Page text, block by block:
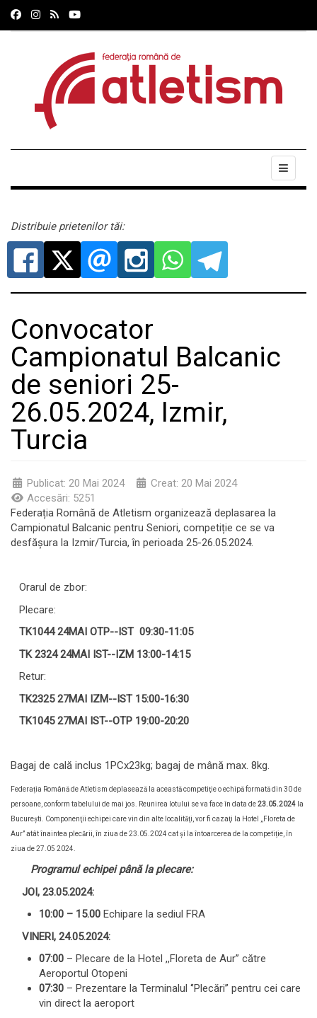
Distribuie prietenilor tăi:
Convocator
Campionatul Balcanic
de seniori 25-
26.05.2024, Izmir,
Turcia
Publicat: 20 Mai 2024
Creat: 20 Mai 2024
Accesări: 5251
Federația Română de Atletism organizează deplasarea la
Campionatul Balcanic pentru Seniori, competiție ce se va
desfășura la Izmir/Turcia, în perioada 25-26.05.2024.
Orarul de zbor:
Plecare:
TK1044 24MAI OTP--IST 09:30-11:05
TK 2324 24MAI IST--IZM 13:00-14:15
Retur:
TK2325 27MAI IZM--IST 15:00-16:30
TK1045 27MAI IST--OTP 19:00-20:20
Bagaj de cală inclus 1PCx23kg; bagaj de mână max. 8kg.
Federația Română de Atletism deplasează la această competiţie o echipă formată din 30 de
persoane, conform tabelului de mai jos. Reunirea lotului se va face în data de23.05.2024 la
Bucureşti. Componenţii echipei care vin din alte localităţi, vor fi cazaţi la Hotel ,,Floreta de
Aur’’ atât înaintea plecării, în ziua de 23.05.2024 cat şi la întoarcerea de la competiție, în
ziua de 27.05 2024.
Programul echipei până la plecare:
JOI, 23.05.2024:
10:00 – 15.00 Echipare la sediul FRA
VINERI, 24.05.2024:
07:00 – Plecare de la Hotel ,,Floreta de Aur’’ către
Aeroportul Otopeni
07:30 – Prezentare la Terminalul ‘’Plecări’’ pentru cei care
vin direct la aeroport